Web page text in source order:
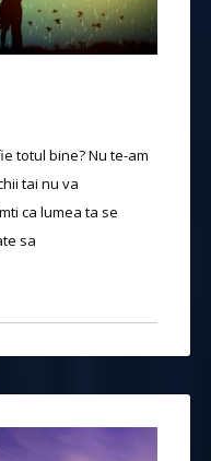
totul bine? Nu te-am
tai nu va
ca lumea ta se
sa